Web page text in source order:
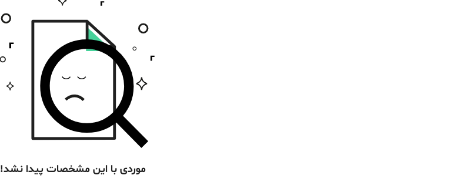
موردی با این مشخصات پیدا نشد!